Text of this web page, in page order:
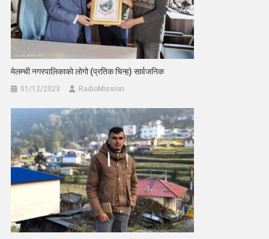
मेलम्ची नगरपालिकाको लोगो (प्रतिक चिन्ह) सार्वजनिक
01/12/2023 RadioMission